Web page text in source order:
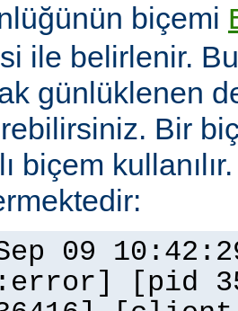
biçemi
ile belirlenir.
günlüklenen
Bir
biçem
09
[pid